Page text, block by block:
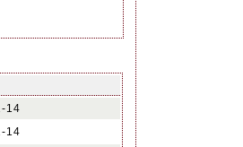
14
14